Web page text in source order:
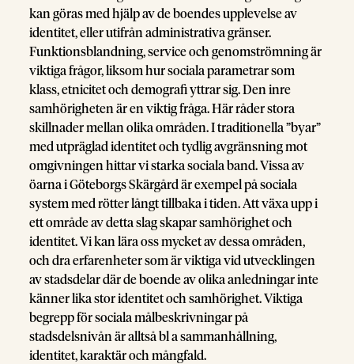
kan göras med hjälp av de boendes upplevelse av
identitet, eller utifrån administrativa gränser.
Funktionsblandning, service och genomströmning är
viktiga frågor, liksom hur sociala parametrar som
klass, etnicitet och demografi yttrar sig. Den inre
samhörigheten är en viktig fråga. Här råder stora
skillnader mellan olika områden. I traditionella ”byar”
med utpräglad identitet och tydlig avgränsning mot
omgivningen hittar vi starka sociala band. Vissa av
öarna i Göteborgs Skärgård är exempel på sociala
system med rötter långt tillbaka i tiden. Att växa upp i
ett område av detta slag skapar samhörighet och
identitet. Vi kan lära oss mycket av dessa områden,
och dra erfarenheter som är viktiga vid utvecklingen
av stadsdelar där de boende av olika anledningar inte
känner lika stor identitet och samhörighet. Viktiga
begrepp för sociala målbeskrivningar på
stadsdelsnivån är alltså bl a sammanhållning,
identitet, karaktär och mångfald.